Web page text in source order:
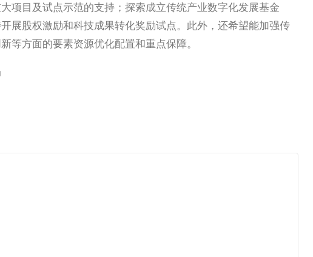
项目及试点示范的支持；探索成立传统产业数字化发展基金
展股权激励和科技成果转化奖励试点。此外，还希望能加强传
等方面的要素资源优化配置和重点保障。